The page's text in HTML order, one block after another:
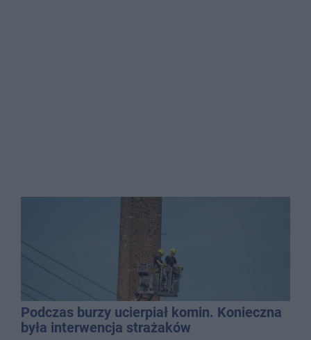
Podczas burzy ucierpiał komin. Konieczna
była interwencja strażaków